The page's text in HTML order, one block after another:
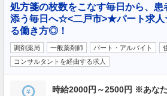
処方箋の枚数をこなす毎日から、患
添う毎日へ☆<二戸市>★パート求
る働き方◎！
調剤薬局 一般薬剤師 パート・アルバイト
コンサルタントを経由する求人
時給2000円～2500円 ※あな